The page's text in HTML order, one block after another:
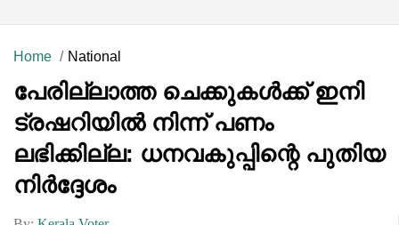
Home National
പേരില്ലാത്ത ചെക്കുകൾക്ക് ഇനി
ട്രഷറിയിൽ നിന്ന് പണം
ലഭിക്കില്ല: ധനവകുപ്പിന്റെ പുതിയ
നിർദ്ദേശം